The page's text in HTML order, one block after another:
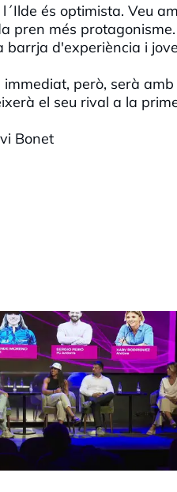
és optimista. Veu
pren més
barrja d'experiència i
immediat, però, serà
el seu rival a la
Bonet